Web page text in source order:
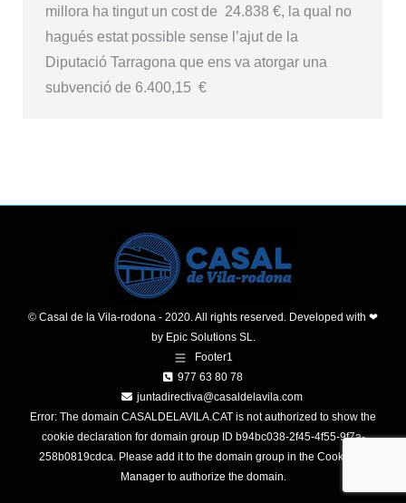
millora ha tingut un cost de 24.838 €, la qual no
hagués estat possible sense l’ajut de la
Diputació Tarragona que ens va atorgar una
subvenció de 6.400,15 €
© Casal de la Vila-rodona - 2020. All rights reserved. Developed with ❤
by Epic Solutions SL.
Footer1
977 63 80 78
juntadirectiva@casaldelavila.com
Error: The domain CASALDELAVILA.CAT is not authorized to show the
cookie declaration for domain group ID b94bc038-2f45-4f55-9f7a-
258b0819cdca. Please add it to the domain group in the Cookiebot
Manager to authorize the domain.